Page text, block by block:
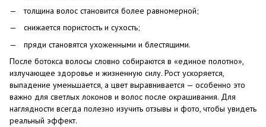
толщина волос становится более равномерной;
снижается пористость и сухость;
пряди становятся ухоженными и блестящими.
После ботокса волосы словно собираются в «единое полотно»,
излучающее здоровье и жизненную силу. Рост ускоряется,
выпадение уменьшается, а цвет выравнивается — особенно это
важно для светлых локонов и волос после окрашивания. Для
наглядности всегда полезно изучить отзывы и фото, чтобы увидеть
реальный эффект.